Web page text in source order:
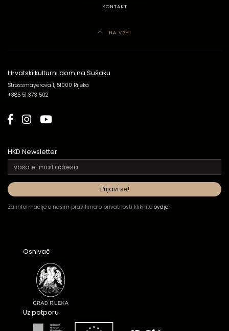
KONTAKT
NA VRH!
Hrvatski kulturni dom na Sušaku
Strossmayerova 1, 51000 Rijeka
+385 51 373 502
HKD Newsletter
Za informacije o našim pravilima o privatnosti kliknite ovdje.
Osnivač
Uz potporu